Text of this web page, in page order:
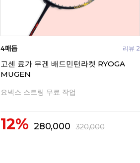
리뷰 2
고센 료가 무겐 배드민턴라켓 RYOGA
MUGEN
요넥스 스트링 무료 작업
12% 280,000 320,000